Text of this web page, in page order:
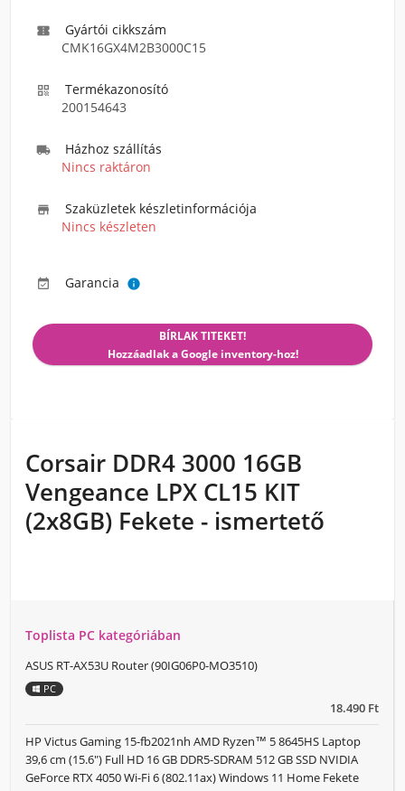

Gyártói cikkszám
CMK16GX4M2B3000C15

Termékazonosító
200154643

Házhoz szállítás
Nincs raktáron

Szaküzletek készletinformációja
Nincs készleten
 Garancia 
BÍRLAK TITEKET!
Hozzáadlak a Google inventory-hoz!
Corsair DDR4 3000 16GB
Vengeance LPX CL15 KIT
(2x8GB) Fekete - ismertető
Toplista PC kategóriában
18.490 Ft
ASUS RT-AX53U Router (90IG06P0-MO3510)
PC
HP Victus Gaming 15-fb2021nh AMD Ryzen™ 5 8645HS Laptop
39,6 cm (15.6") Full HD 16 GB DDR5-SDRAM 512 GB SSD NVIDIA
GeForce RTX 4050 Wi-Fi 6 (802.11ax) Windows 11 Home Fekete